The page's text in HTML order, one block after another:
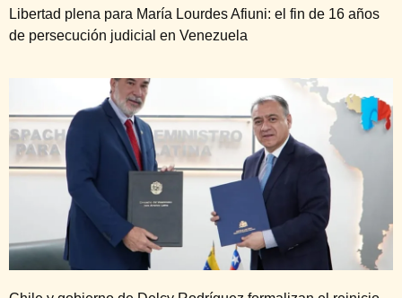
Libertad plena para María Lourdes Afiuni: el fin de 16 años
de persecución judicial en Venezuela